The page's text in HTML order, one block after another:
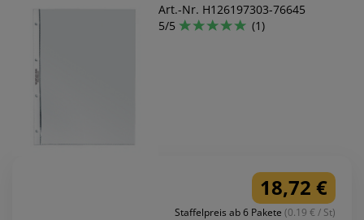
Art.-Nr. H126197303-76645
5/5
(1)
18,72 €
Staffelpreis ab 6 Pakete (0.19 € / St)